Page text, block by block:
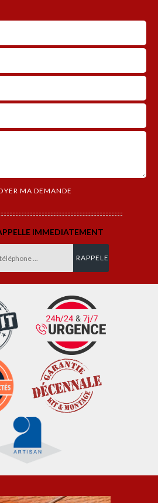
IMMEDIATEMENT